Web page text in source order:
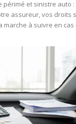
périmé et sinistre auto :
assureur, vos droits
marche à suivre en